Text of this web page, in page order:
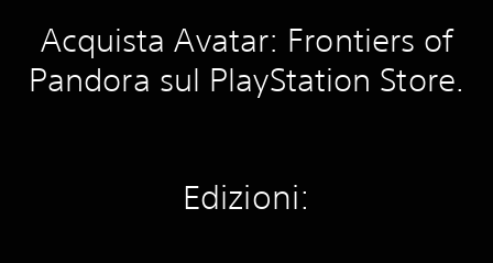
Acquista Avatar: Frontiers of
Pandora sul PlayStation Store.
Edizioni: